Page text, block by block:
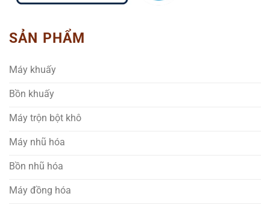
SẢN PHẨM
Máy khuấy
Bồn khuấy
Máy trộn bột khô
Máy nhũ hóa
Bồn nhũ hóa
Máy đồng hóa